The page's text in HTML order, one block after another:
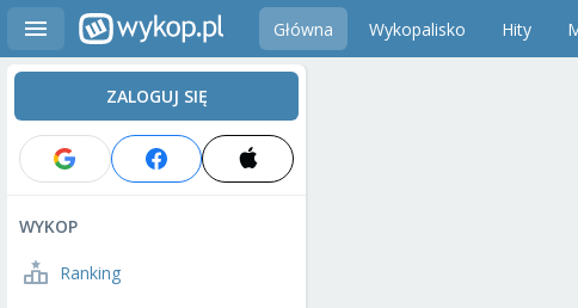
Główna Wykopalisko Hity
ZALOGUJ SIĘ
WYKOP
Ranking